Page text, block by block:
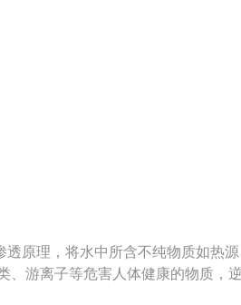
透原理，将水中所含不纯物质如热
、游离子等危害人体健康的物质，